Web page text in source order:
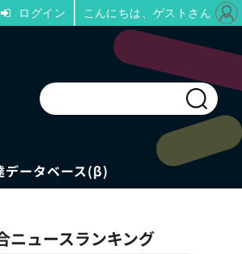
データベース(β)
ニュースランキング
ログイン こんにちは、ゲストさん